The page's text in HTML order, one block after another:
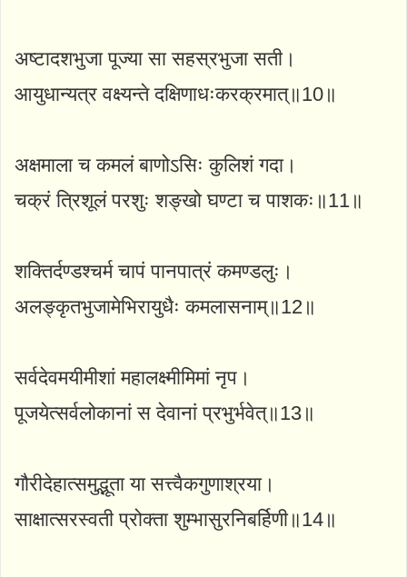
अष्टादशभुजा पूज्या सा सहस्रभुजा सती।
आयुधान्यत्र वक्ष्यन्ते दक्षिणाधःकरक्रमात्॥10॥
अक्षमाला च कमलं बाणोऽसिः कुलिशं गदा।
चक्रं त्रिशूलं परशुः शङ्खो घण्टा च पाशकः॥11॥
शक्तिर्दण्डश्चर्म चापं पानपात्रं कमण्डलुः।
अलङ्कृतभुजामेभिरायुधैः कमलासनाम्॥12॥
सर्वदेवमयीमीशां महालक्ष्मीमिमां नृप।
पूजयेत्सर्वलोकानां स देवानां प्रभुर्भवेत्॥13॥
गौरीदेहात्समुद्भूता या सत्त्वैकगुणाश्रया।
साक्षात्सरस्वती प्रोक्ता शुम्भासुरनिबर्हिणी॥14॥